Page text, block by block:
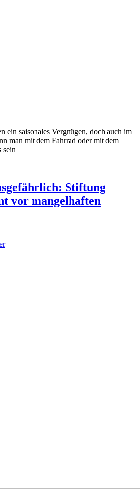
ein saisonales Vergnügen, doch auch im
man mit dem Fahrrad oder mit dem
sein
Stiftung
vor mangelhaften